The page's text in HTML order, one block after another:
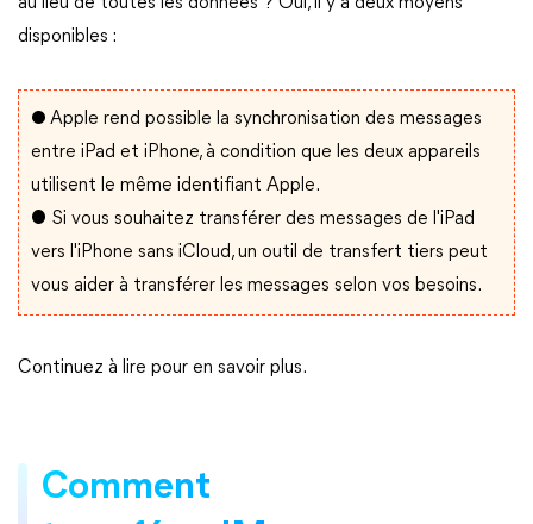
disponibles :
● Apple rend possible la synchronisation des messages
entre iPad et iPhone, à condition que les deux appareils
utilisent le même identifiant Apple.
● Si vous souhaitez transférer des messages de l'iPad
vers l'iPhone sans iCloud, un outil de transfert tiers peut
vous aider à transférer les messages selon vos besoins.
Continuez à lire pour en savoir plus.
Comment